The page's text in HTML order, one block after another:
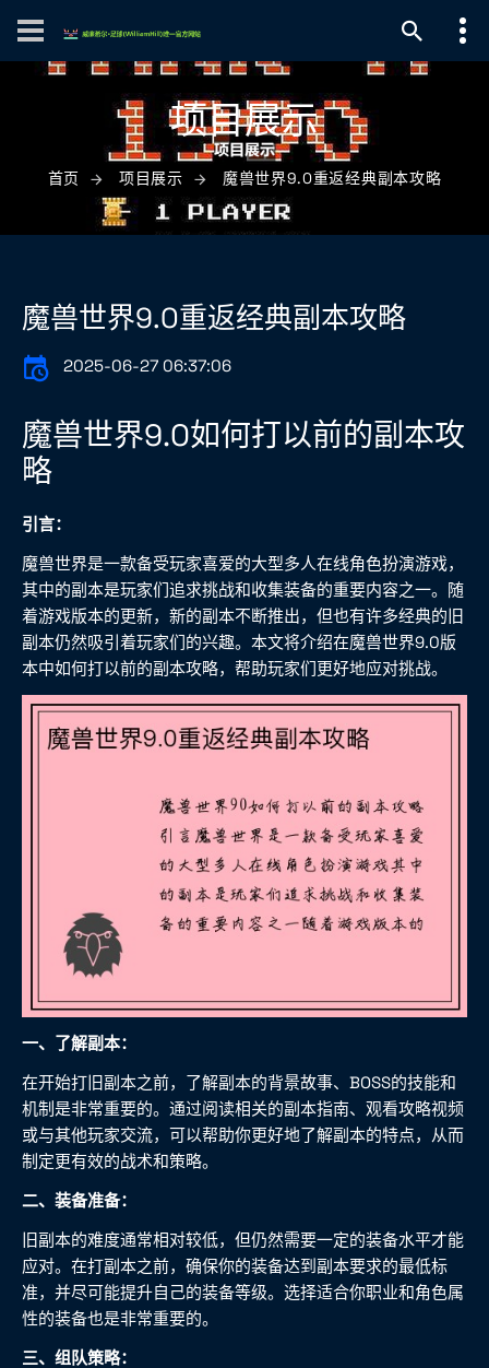
项目展示
首页 项目展示 魔兽世界9.0重返经典副本攻略
魔兽世界9.0重返经典副本攻略
2025-06-27 06:37:06
魔兽世界9.0如何打以前的副本攻
略
引言：
魔兽世界是一款备受玩家喜爱的大型多人在线角色扮演游戏，
其中的副本是玩家们追求挑战和收集装备的重要内容之一。随
着游戏版本的更新，新的副本不断推出，但也有许多经典的旧
副本仍然吸引着玩家们的兴趣。本文将介绍在魔兽世界9.0版
本中如何打以前的副本攻略，帮助玩家们更好地应对挑战。
一、了解副本：
在开始打旧副本之前，了解副本的背景故事、BOSS的技能和
机制是非常重要的。通过阅读相关的副本指南、观看攻略视频
或与其他玩家交流，可以帮助你更好地了解副本的特点，从而
制定更有效的战术和策略。
二、装备准备：
旧副本的难度通常相对较低，但仍然需要一定的装备水平才能
应对。在打副本之前，确保你的装备达到副本要求的最低标
准，并尽可能提升自己的装备等级。选择适合你职业和角色属
性的装备也是非常重要的。
三、组队策略：